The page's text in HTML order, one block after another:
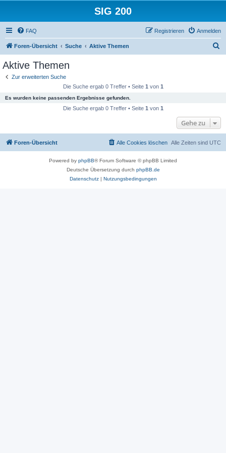
SIG 200
FAQ Anmelden
Registrieren
Foren-Übersicht Suche Aktive Themen
Aktive Themen
Zur erweiterten Suche
Die Suche ergab 0 Treffer • Seite 1 von 1
Es wurden keine passenden Ergebnisse gefunden.
Die Suche ergab 0 Treffer • Seite 1 von 1
Gehe zu
Foren-Übersicht Alle Zeiten sind UTC
Alle Cookies löschen
Powered by phpBB® Forum Software © phpBB Limited
Deutsche Übersetzung durch phpBB.de
Datenschutz| Nutzungsbedingungen